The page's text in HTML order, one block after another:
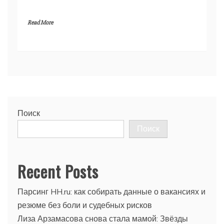
Read More
Поиск
Поиск
Recent Posts
Парсинг HH.ru: как собирать данные о вакансиях и
резюме без боли и судебных рисков
Лиза Арзамасова снова стала мамой: Звёзды